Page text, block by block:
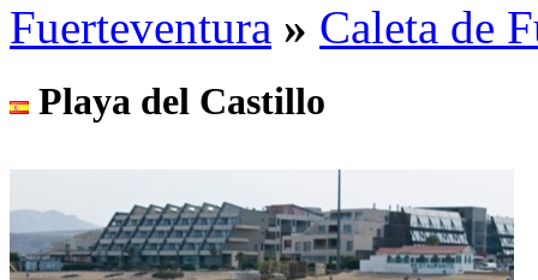
Fuerteventura » Caleta de
Playa del Castillo